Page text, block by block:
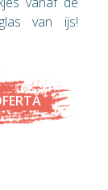
van ijs!